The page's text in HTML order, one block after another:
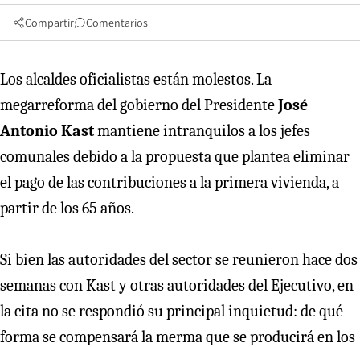
Compartir Comentarios
Los alcaldes oficialistas están molestos. La
megarreforma del gobierno del PresidenteJosé
Antonio Kastmantiene intranquilos a los jefes
comunales debido a la propuesta que plantea eliminar
el pago de las contribuciones a la primera vivienda, a
partir de los 65 años.
Si bien las autoridades del sector se reunieron hace dos
semanas con Kast y otras autoridades del Ejecutivo, en
la cita no se respondió su principal inquietud: de qué
forma se compensará la merma que se producirá en los